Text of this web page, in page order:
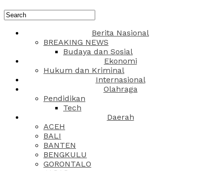
Berita Nasional
BREAKING NEWS
Budaya dan Sosial
Ekonomi
Hukum dan Kriminal
Internasional
Olahraga
Pendidikan
Tech
Daerah
ACEH
BALI
BANTEN
BENGKULU
GORONTALO